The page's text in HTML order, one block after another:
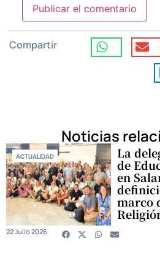
Compartir
Noticias
ACTUALIDAD La
de
en
marco
22 Julio 2026